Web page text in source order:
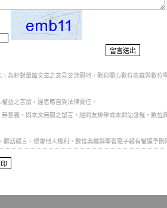
為針對單篇文章之意見交流園地，歡迎關心數位典藏與數
益之言論，違者應自負法律責任。
意義、與本文無關之留言，經網友檢舉或本網站發現，數
髒話穢言、侵害他人權利，數位典藏與學習電子報有權逕予